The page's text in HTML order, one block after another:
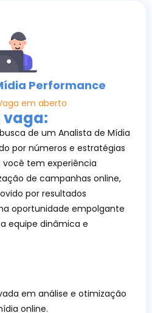
Performance
em aberto
vaga:
de um Analista de Mídia
por números e estratégias
você tem experiência
de campanhas online,
por resultados
oportunidade empolgante
equipe dinâmica e
em análise e otimização
online.